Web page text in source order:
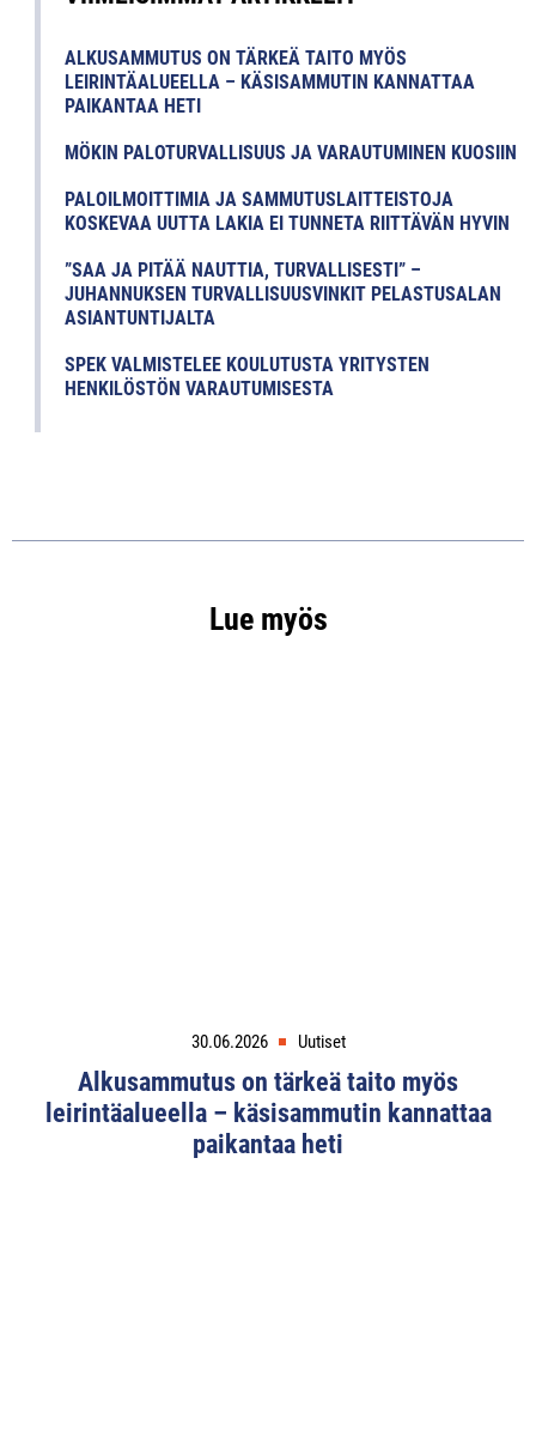
ALKUSAMMUTUS ON TÄRKEÄ TAITO MYÖS
LEIRINTÄALUEELLA – KÄSISAMMUTIN KANNATTAA
PAIKANTAA HETI
MÖKIN PALOTURVALLISUUS JA VARAUTUMINEN KUOSIIN
PALOILMOITTIMIA JA SAMMUTUSLAITTEISTOJA
KOSKEVAA UUTTA LAKIA EI TUNNETA RIITTÄVÄN HYVIN
”SAA JA PITÄÄ NAUTTIA, TURVALLISESTI” –
JUHANNUKSEN TURVALLISUUSVINKIT PELASTUSALAN
ASIANTUNTIJALTA
SPEK VALMISTELEE KOULUTUSTA YRITYSTEN
HENKILÖSTÖN VARAUTUMISESTA
Lue myös
30.06.2026 Uutiset
Alkusammutus on tärkeä taito myös
leirintäalueella – käsisammutin kannattaa
paikantaa heti